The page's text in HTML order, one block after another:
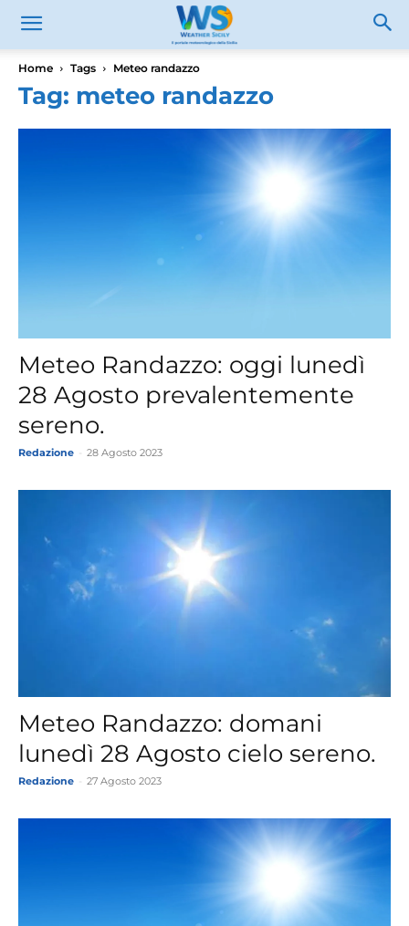
Home Tags Meteo randazzo
Tag: meteo randazzo
Meteo Randazzo: oggi lunedì
28 Agosto prevalentemente
sereno.
Redazione 28 Agosto 2023
Meteo Randazzo: domani
lunedì 28 Agosto cielo sereno.
Redazione 27 Agosto 2023